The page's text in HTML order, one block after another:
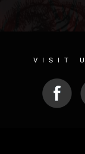
VISIT